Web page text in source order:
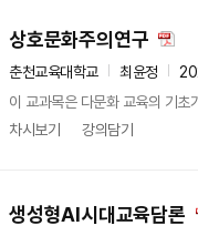
상호문화주의연구
춘천교육대학교 최윤정
이 교과목은 다문화 교육의 기초
차시보기
강의담기
생성형AI시대교육담론